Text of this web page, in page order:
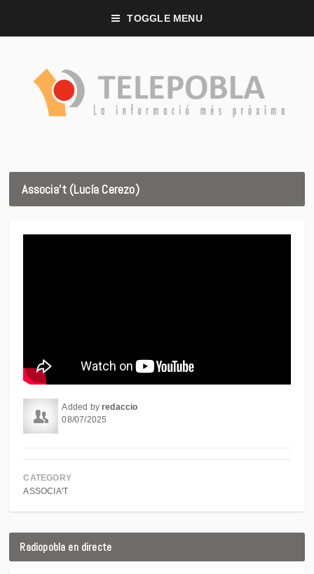
TOGGLE MENU
Associa’t (Lucía Cerezo)
Added byredaccio
08/07/2025
CATEGORY
ASSOCIA'T
Radiopobla en directe